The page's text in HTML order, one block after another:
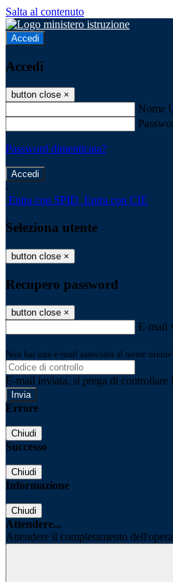
Salta al contenuto
Accedi
Accedi
button close ×
Nome
Password dimenticata?
-
Entra con SPID Entra con CIE
Seleziona utente
button close ×
Recupero password
button close ×
E-mail
Non hai una e-mail associata al nome
E-mail inviata, si prega di controllare
Errore
Chiudi
Successo
Chiudi
Informazione
Chiudi
Attendere...
Attendere il completamento